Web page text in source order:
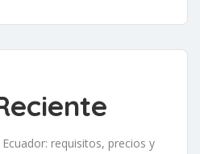
requisitos, precios y